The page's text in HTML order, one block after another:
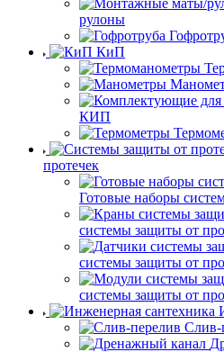
рулоны
КиП
КИП
протечек
Готовые наборы
системы защиты от
системы защиты от
системы защиты от
Слив-